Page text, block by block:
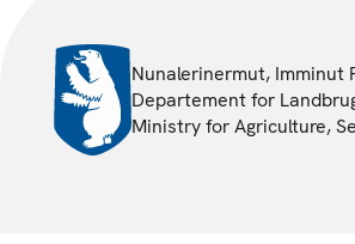
Nunalerinermut, Imminut
Departement for
Ministry for Agriculture,